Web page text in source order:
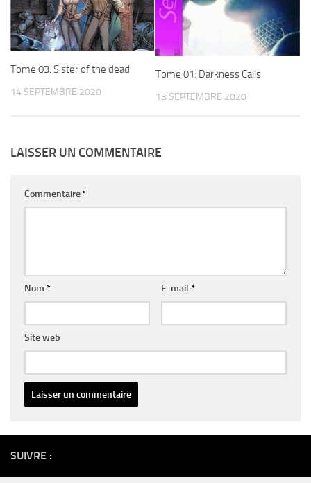
Tome 03: Sister of the dead
14 SEPTEMBRE 2020
Tome 01: Darkness Calls
13 SEPTEMBRE 2020
LAISSER UN COMMENTAIRE
Commentaire*
Nom * E-mail *
Site web
SUIVRE :